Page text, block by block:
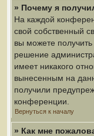
» Почему я
На каждой
свой собственный
вы можете
решение
имеет никакого
вынесенным на
получили
конференции.
Вернуться к началу
» Как мне